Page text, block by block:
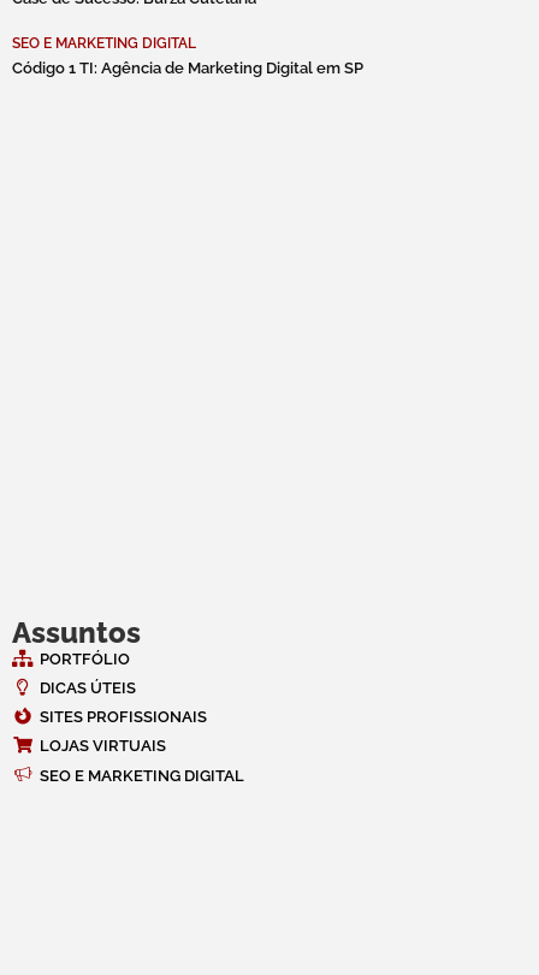
SEO E MARKETING DIGITAL
Código 1 TI: Agência de Marketing Digital em SP
Assuntos
PORTFÓLIO
DICAS ÚTEIS
SITES PROFISSIONAIS
LOJAS VIRTUAIS
SEO E MARKETING DIGITAL